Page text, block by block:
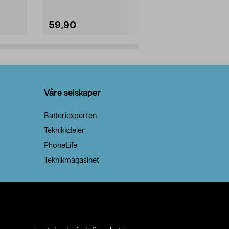
59,90
Våre selskaper
Batteriexperten
Teknikkdeler
PhoneLife
Teknikmagasinet